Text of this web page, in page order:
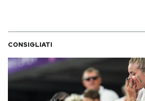
CONSIGLIATI